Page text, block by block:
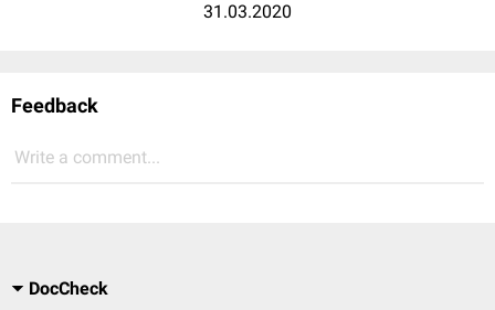
31.03.2020
Feedback
Write a comment...
DocCheck